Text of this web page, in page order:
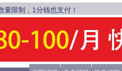
量限制，1分钱也支付！